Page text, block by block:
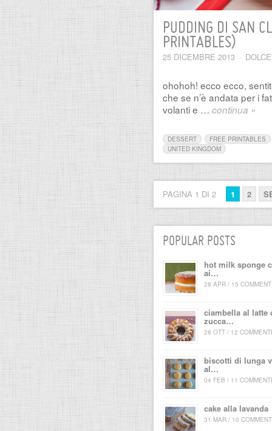
PUDDING DI SAN
PRINTABLES)
25 DICEMBRE 2013 ·
ohohoh! ecco ecco,
che se n’è andata per i
volanti e … continua »
DESSERT
FREE PRINTABLES
UNITED KINGDOM
PAGINA 1 DI 2 1 2
POPULAR POSTS
hot milk sponge
ai…
28 APR / 15
ciambella al latte
zucca…
28 OTT / 12 COMMENTI
biscotti di lunga
al…
04 FEB / 11 COMMENTI
cake alla lavanda
31 MAR / 10